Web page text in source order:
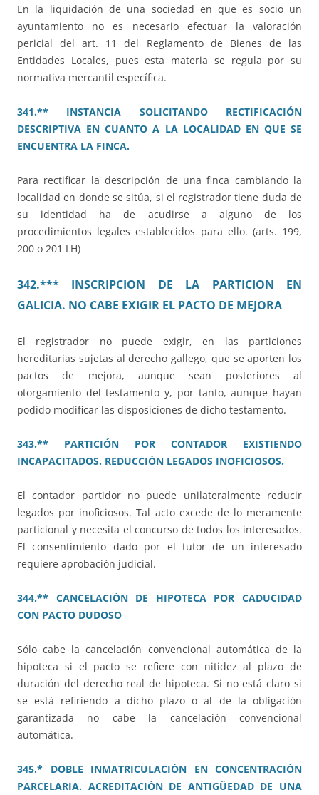
En la liquidación de una sociedad en que es socio un
ayuntamiento no es necesario efectuar la valoración
pericial del art. 11 del Reglamento de Bienes de las
Entidades Locales, pues esta materia se regula por su
normativa mercantil específica.
341.** INSTANCIA SOLICITANDO RECTIFICACIÓN
DESCRIPTIVA EN CUANTO A LA LOCALIDAD EN QUE SE
ENCUENTRA LA FINCA.
Para rectificar la descripción de una finca cambiando la
localidad en donde se sitúa, si el registrador tiene duda de
su identidad ha de acudirse a alguno de los
procedimientos legales establecidos para ello. (arts. 199,
200 o 201 LH)
342.*** INSCRIPCION DE LA PARTICION EN
GALICIA. NO CABE EXIGIR EL PACTO DE MEJORA
El registrador no puede exigir, en las particiones
hereditarias sujetas al derecho gallego, que se aporten los
pactos de mejora, aunque sean posteriores al
otorgamiento del testamento y, por tanto, aunque hayan
podido modificar las disposiciones de dicho testamento.
343.** PARTICIÓN POR CONTADOR EXISTIENDO
INCAPACITADOS. REDUCCIÓN LEGADOS INOFICIOSOS.
El contador partidor no puede unilateralmente reducir
legados por inoficiosos. Tal acto excede de lo meramente
particional y necesita el concurso de todos los interesados.
El consentimiento dado por el tutor de un interesado
requiere aprobación judicial.
344.** CANCELACIÓN DE HIPOTECA POR CADUCIDAD
CON PACTO DUDOSO
Sólo cabe la cancelación convencional automática de la
hipoteca si el pacto se refiere con nitidez al plazo de
duración del derecho real de hipoteca. Si no está claro si
se está refiriendo a dicho plazo o al de la obligación
garantizada no cabe la cancelación convencional
automática.
345.* DOBLE INMATRICULACIÓN EN CONCENTRACIÓN
PARCELARIA. ACREDITACIÓN DE ANTIGÜEDAD DE UNA